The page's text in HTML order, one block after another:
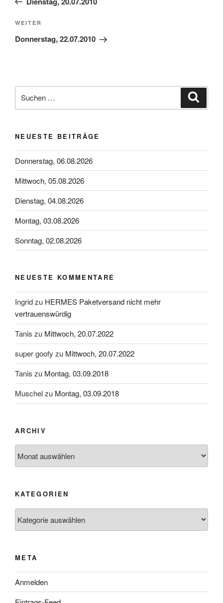
Nächster
Beitrag
WEITER
Donnerstag, 22.07.2010
nach:
NEUESTE BEITRÄGE
Donnerstag, 06.08.2026
Mittwoch, 05.08.2026
Dienstag, 04.08.2026
Montag, 03.08.2026
Sonntag, 02.08.2026
NEUESTE KOMMENTARE
Ingridzu HERMES Paketversand nicht mehr
vertrauenswürdig
Tanis zu Mittwoch, 20.07.2022
super goofy zu Mittwoch, 20.07.2022
Tanis zu Montag, 03.09.2018
Muschelzu Montag, 03.09.2018
ARCHIV
KATEGORIEN
META
Anmelden